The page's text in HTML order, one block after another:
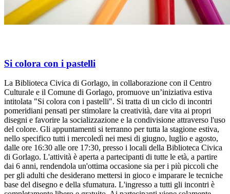
Si colora con i pastelli
La Biblioteca Civica di Gorlago, in collaborazione con il Centro
Culturale e il Comune di Gorlago, promuove un’iniziativa estiva
intitolata "Si colora con i pastelli". Si tratta di un ciclo di incontri
pomeridiani pensati per stimolare la creatività, dare vita ai propri
disegni e favorire la socializzazione e la condivisione attraverso l'uso
del colore. Gli appuntamenti si terranno per tutta la stagione estiva,
nello specifico tutti i mercoledì nei mesi di giugno, luglio e agosto,
dalle ore 16:30 alle ore 17:30, presso i locali della Biblioteca Civica
di Gorlago. L'attività è aperta a partecipanti di tutte le età, a partire
dai 6 anni, rendendola un'ottima occasione sia per i più piccoli che
per gli adulti che desiderano mettersi in gioco e imparare le tecniche
base del disegno e della sfumatura. L'ingresso a tutti gli incontri è